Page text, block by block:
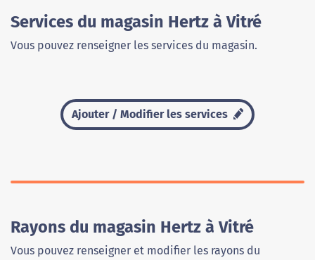
Services du magasin Hertz à Vitré
Vous pouvez renseigner les services du magasin.
Ajouter / Modifier les services
Rayons du magasin Hertz à Vitré
Vous pouvez renseigner et modifier les rayons du